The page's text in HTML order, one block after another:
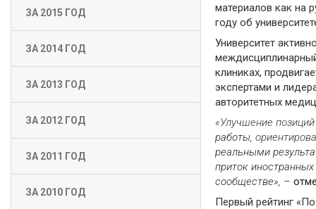
ЗА 2015 ГОД
ЗА 2014 ГОД
ЗА 2013 ГОД
ЗА 2012 ГОД
ЗА 2011 ГОД
ЗА 2010 ГОД
материалов как на
году об
Университет
клиниках,
экспертами и
авторитетных
«Улучшение
работы,
реальными
приток
сообществе», –
Первый рейтинг